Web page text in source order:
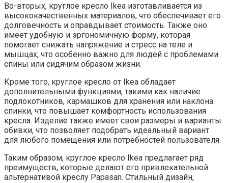
Во-вторых, круглое кресло Ikea изготавливается из
высококачественных материалов, что обеспечивает его
долговечность и оправдывает стоимость. Также оно
имеет удобную и эргономичную форму, которая
помогает снижать напряжение и стресс на теле и
мышцах, что особенно важно для людей с проблемами
спины или сидячим образом жизни.
Кроме того, круглое кресло от Ikea обладает
дополнительными функциями, такими как наличие
подлокотников, кармашков для хранения или наклона
спинки, что повышает комфортность использования
кресла. Изделие также имеет свои размеры и варианты
обивки, что позволяет подобрать идеальный вариант
для любого помещения или потребностей пользователя.
Таким образом, круглое кресло Ikea предлагает ряд
преимуществ, которые делают его привлекательной
альтернативой креслу Papasan. Стильный дизайн,